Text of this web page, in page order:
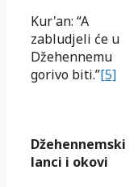
Kur'an: “A
zabludjeli će u
Džehennemu
gorivo biti.”[5]
Džehennemski
lanci i okovi